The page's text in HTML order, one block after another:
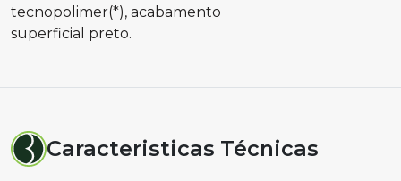
tecnopolimer(*), acabamento
superficial preto.
Caracteristicas Técnicas